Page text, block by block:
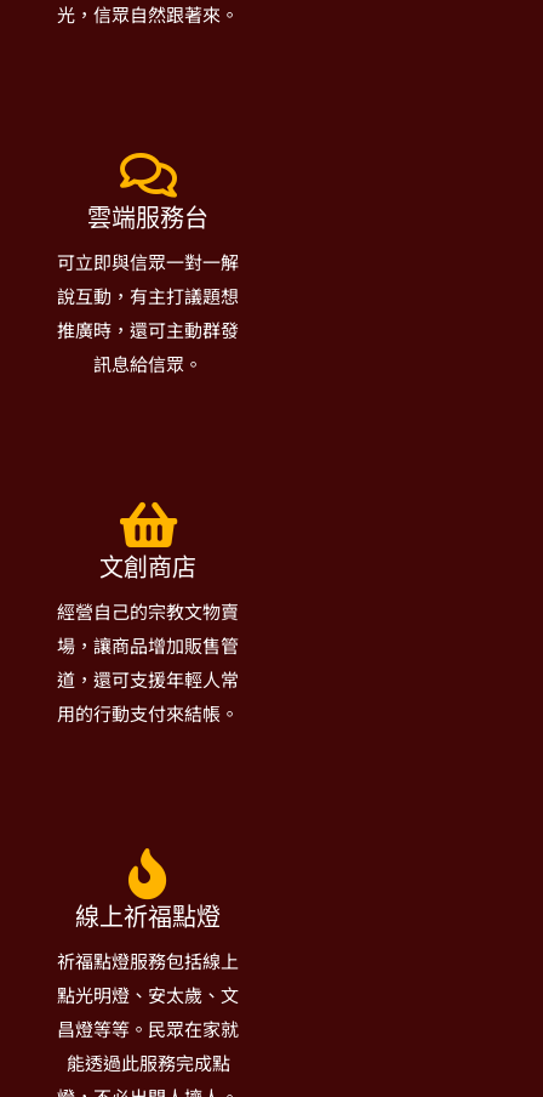
光，信眾自然跟著來。
雲端服務台
可立即與信眾一對一解
說互動，有主打議題想
推廣時，還可主動群發
訊息給信眾。
文創商店
經營自己的宗教文物賣
場，讓商品增加販售管
道，還可支援年輕人常
用的行動支付來結帳。
線上祈福點燈
祈福點燈服務包括線上
點光明燈、安太歲、文
昌燈等等。民眾在家就
能透過此服務完成點